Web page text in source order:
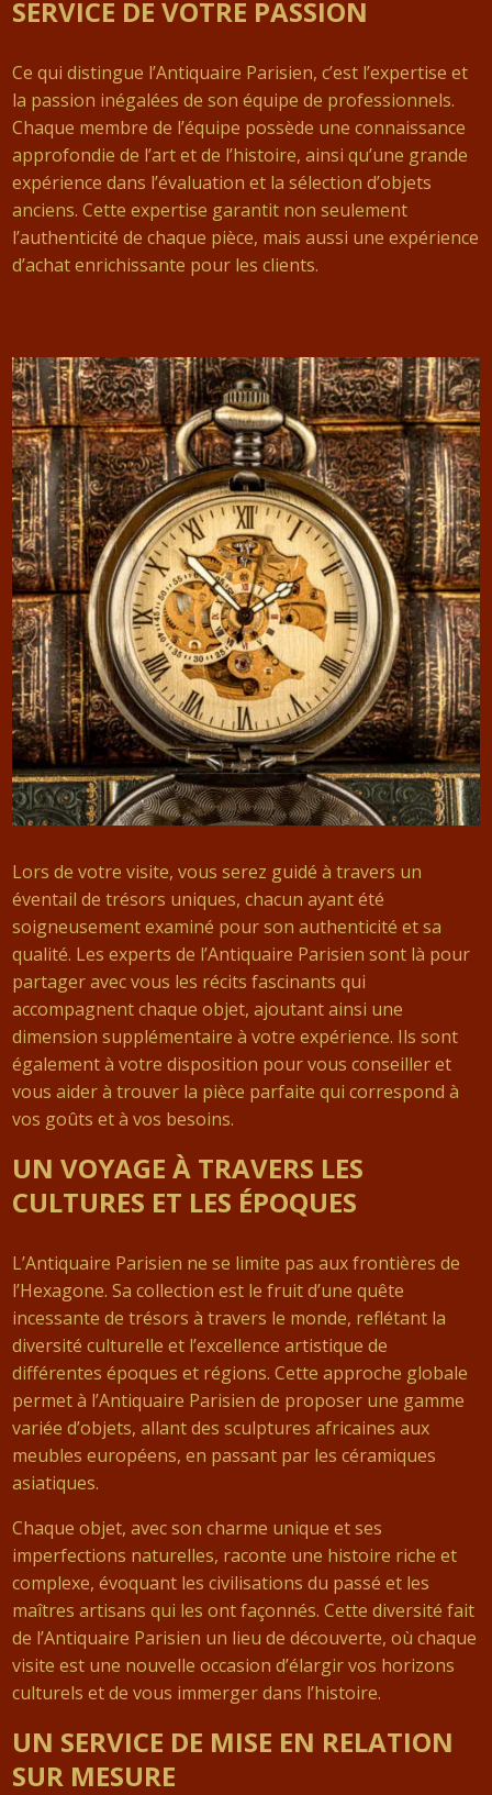
SERVICE DE VOTRE PASSION
Ce qui distingue l’Antiquaire Parisien, c’est l’expertise et
la passion inégalées de son équipe de professionnels.
Chaque membre de l’équipe possède une connaissance
approfondie de l’art et de l’histoire, ainsi qu’une grande
expérience dans l’évaluation et la sélection d’objets
anciens. Cette expertise garantit non seulement
l’authenticité de chaque pièce, mais aussi une expérience
d’achat enrichissante pour les clients.
Lors de votre visite, vous serez guidé à travers un
éventail de trésors uniques, chacun ayant été
soigneusement examiné pour son authenticité et sa
qualité. Les experts de l’Antiquaire Parisien sont là pour
partager avec vous les récits fascinants qui
accompagnent chaque objet, ajoutant ainsi une
dimension supplémentaire à votre expérience. Ils sont
également à votre disposition pour vous conseiller et
vous aider à trouver la pièce parfaite qui correspond à
vos goûts et à vos besoins.
UN VOYAGE À TRAVERS LES
CULTURES ET LES ÉPOQUES
L’Antiquaire Parisien ne se limite pas aux frontières de
l’Hexagone. Sa collection est le fruit d’une quête
incessante de trésors à travers le monde, reflétant la
diversité culturelle et l’excellence artistique de
différentes époques et régions. Cette approche globale
permet à l’Antiquaire Parisien de proposer une gamme
variée d’objets, allant des sculptures africaines aux
meubles européens, en passant par les céramiques
asiatiques.
Chaque objet, avec son charme unique et ses
imperfections naturelles, raconte une histoire riche et
complexe, évoquant les civilisations du passé et les
maîtres artisans qui les ont façonnés. Cette diversité fait
de l’Antiquaire Parisien un lieu de découverte, où chaque
visite est une nouvelle occasion d’élargir vos horizons
culturels et de vous immerger dans l’histoire.
UN SERVICE DE MISE EN RELATION
SUR MESURE